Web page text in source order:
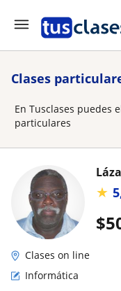
Clases
En Tusclases puedes
particulares
$
★
Clases on line
Informática